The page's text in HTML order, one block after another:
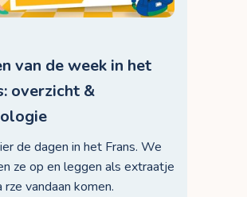
van de week in het
overzicht &
de dagen in het Frans. We
ze op en leggen als extraatje
rze vandaan komen.